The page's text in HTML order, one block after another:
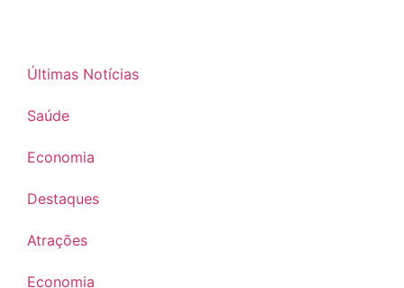
Últimas Notícias
Saúde
Economia
Destaques
Atrações
Economia